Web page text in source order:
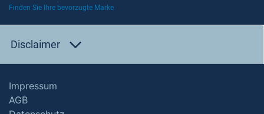
Finden Sie Ihre bevorzugte Marke
Disclaimer
Impressum
AGB